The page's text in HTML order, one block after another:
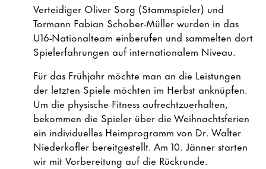
Verteidiger Oliver Sorg (Stammspieler) und
Tormann Fabian Schober-Müller wurden in das
U16-Nationalteam einberufen und sammelten dort
Spielerfahrungen auf internationalem Niveau.
Für das Frühjahr möchte man an die Leistungen
der letzten Spiele möchten im Herbst anknüpfen.
Um die physische Fitness aufrechtzuerhalten,
bekommen die Spieler über die Weihnachtsferien
ein individuelles Heimprogramm von Dr. Walter
Niederkofler bereitgestellt. Am 10. Jänner starten
wir mit Vorbereitung auf die Rückrunde.